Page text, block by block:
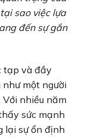
sao việc lựa
đến sự gắn
tạp và đầy
một người
nhiều năm
sức mạnh
lại sự ổn định